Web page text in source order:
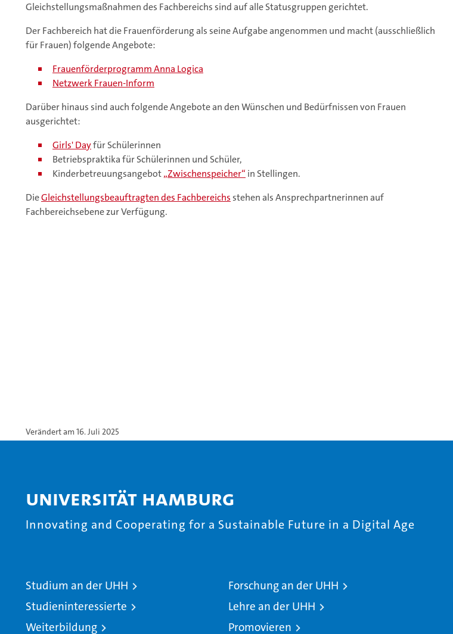
Gleichstellungsmaßnahmen des Fachbereichs sind auf alle Statusgruppen gerichtet.
Der Fachbereich hat die Frauenförderung als seine Aufgabe angenommen und macht (ausschließlich
für Frauen) folgende Angebote:
Frauenförderprogramm Anna Logica
Netzwerk Frauen-Inform
Darüber hinaus sind auch folgende Angebote an den Wünschen und Bedürfnissen von Frauen
ausgerichtet:
Girls' Dayfür Schülerinnen
Betriebspraktika für Schülerinnen und Schüler,
Kinderbetreuungsangebot„Zwischenspeicher“ in Stellingen.
DieGleichstellungsbeauftragten des Fachbereichs stehen als Ansprechpartnerinnen auf
Fachbereichsebene zur Verfügung.
Verändert am 16. Juli 2025
Universität Hamburg
Innovating and Cooperating for a Sustainable Future in a Digital Age
Studium an der UHH
Studieninteressierte
Weiterbildung
Forschung an der UHH
Lehre an der UHH
Promovieren